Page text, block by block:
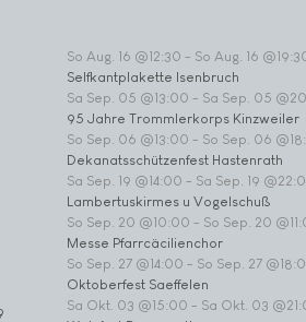
So Aug. 16 @12:30 - So Aug. 16
Selfkantplakette Isenbruch
Sa Sep. 05 @13:00 - Sa Sep. 05
95 Jahre Trommlerkorps Kinzweiler
So Sep. 06 @13:00 - So Sep. 06
Dekanatsschützenfest Hastenrath
Sa Sep. 19 @14:00 - Sa Sep. 19
Lambertuskirmes u Vogelschuß
So Sep. 20 @10:00 - So Sep. 20
Messe Pfarrcäcilienchor
So Sep. 27 @14:00 - So Sep. 27
Oktoberfest Saeffelen
Sa Okt. 03 @15:00 - Sa Okt. 03